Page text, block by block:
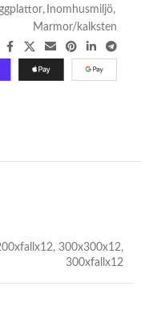
, Inomhusmiljö,
Marmor/kalksten
, 300x300x12,
300xfallx12